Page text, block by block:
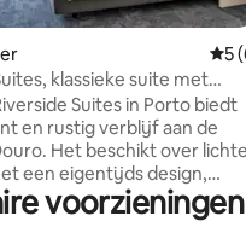
van 4,3 op 5, 10 recensies
5
klassieke suite met
Suites in Porto biedt
en rustig verblijf aan de
Het beschikt over lichte
een eigentijds design,
en een eigen badkamer,
een charmant uitzicht op